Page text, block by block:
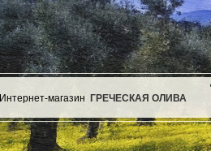
Интернет-магазин ГРЕЧЕСКАЯ ОЛИВА